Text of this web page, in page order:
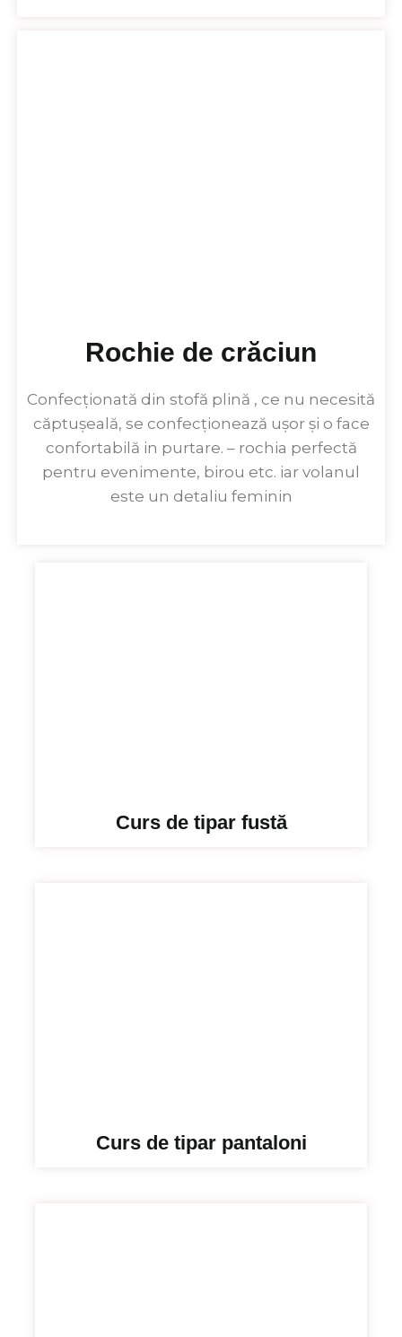
Rochie de crăciun
Confecționată din stofă plină , ce nu necesită
căptușeală, se confecționează ușor și o face
confortabilă in purtare. – rochia perfectă
pentru evenimente, birou etc. iar volanul
este un detaliu feminin
Curs de tipar fustă
Curs de tipar pantaloni